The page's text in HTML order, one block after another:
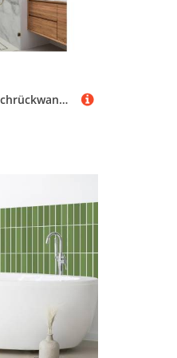
Bilderdepot24 Duschrückwand Marmor weiß Badrückwand ohne Bohren Dusche Steinoptik, (1-tlg., 0,61 mm starke Folie selbstklebend Wandpaneele Dusche versch. Größen), fugenlose & wasserfeste Motiv Rückwand Wandverkleidung für Duschkabine